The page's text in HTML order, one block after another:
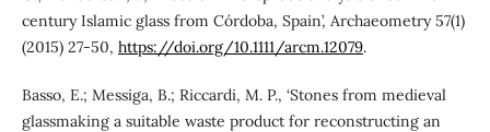
century Islamic glass from Córdoba, Spain’, Archaeometry 57(1)
(2015) 27-50, https://doi.org/10.1111/arcm.12079.
Basso, E.; Messiga, B.; Riccardi, M. P., ‘Stones from medieval
glassmaking a suitable waste product for reconstructing an